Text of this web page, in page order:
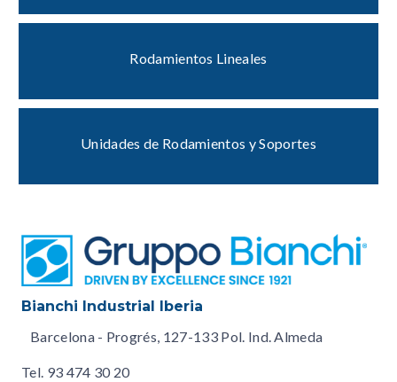
Rodamientos Lineales
Unidades de Rodamientos y Soportes
Bianchi Industrial Iberia
Barcelona - Progrés, 127-133 Pol. Ind. Almeda
Tel. 93 474 30 20